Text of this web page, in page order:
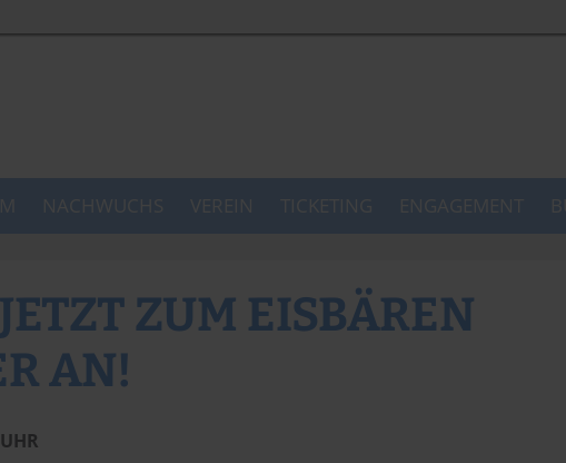
ZUM EISBÄREN
AN!